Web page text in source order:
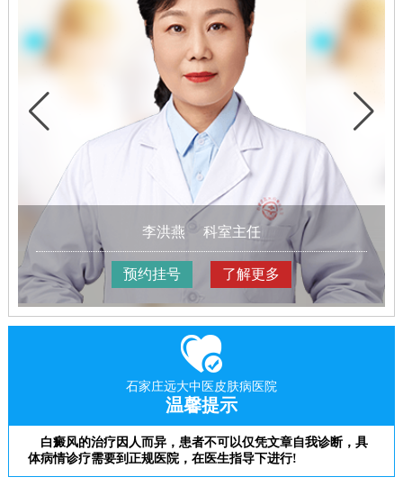
李洪燕 科室主任
预约挂号 了解更多
石家庄远大中医皮肤病医院
温馨提示
白癜风的治疗因人而异，患者不可以仅凭文章自我诊断，具
体病情诊疗需要到正规医院，在医生指导下进行!